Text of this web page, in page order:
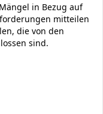
in Bezug auf
mitteilen
die von den
sind.